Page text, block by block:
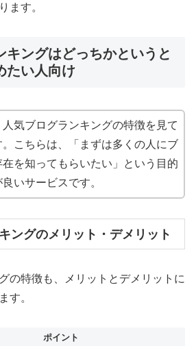
ます。
キングはどっちかというと
たい人向け
気ブログランキングの特徴を見て
。こちらは、「まずは多くの人にブ
在を知ってもらいたい」という目的
いサービスです。
ングのメリット・デメリット
の特徴も、メリットとデメリットに
す。
ポイント